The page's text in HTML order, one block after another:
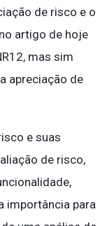
de risco e o
artigo de hoje
mas sim
apreciação de
e suas
de risco,
importância para